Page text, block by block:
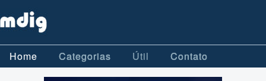
Home Categorias Útil Contato